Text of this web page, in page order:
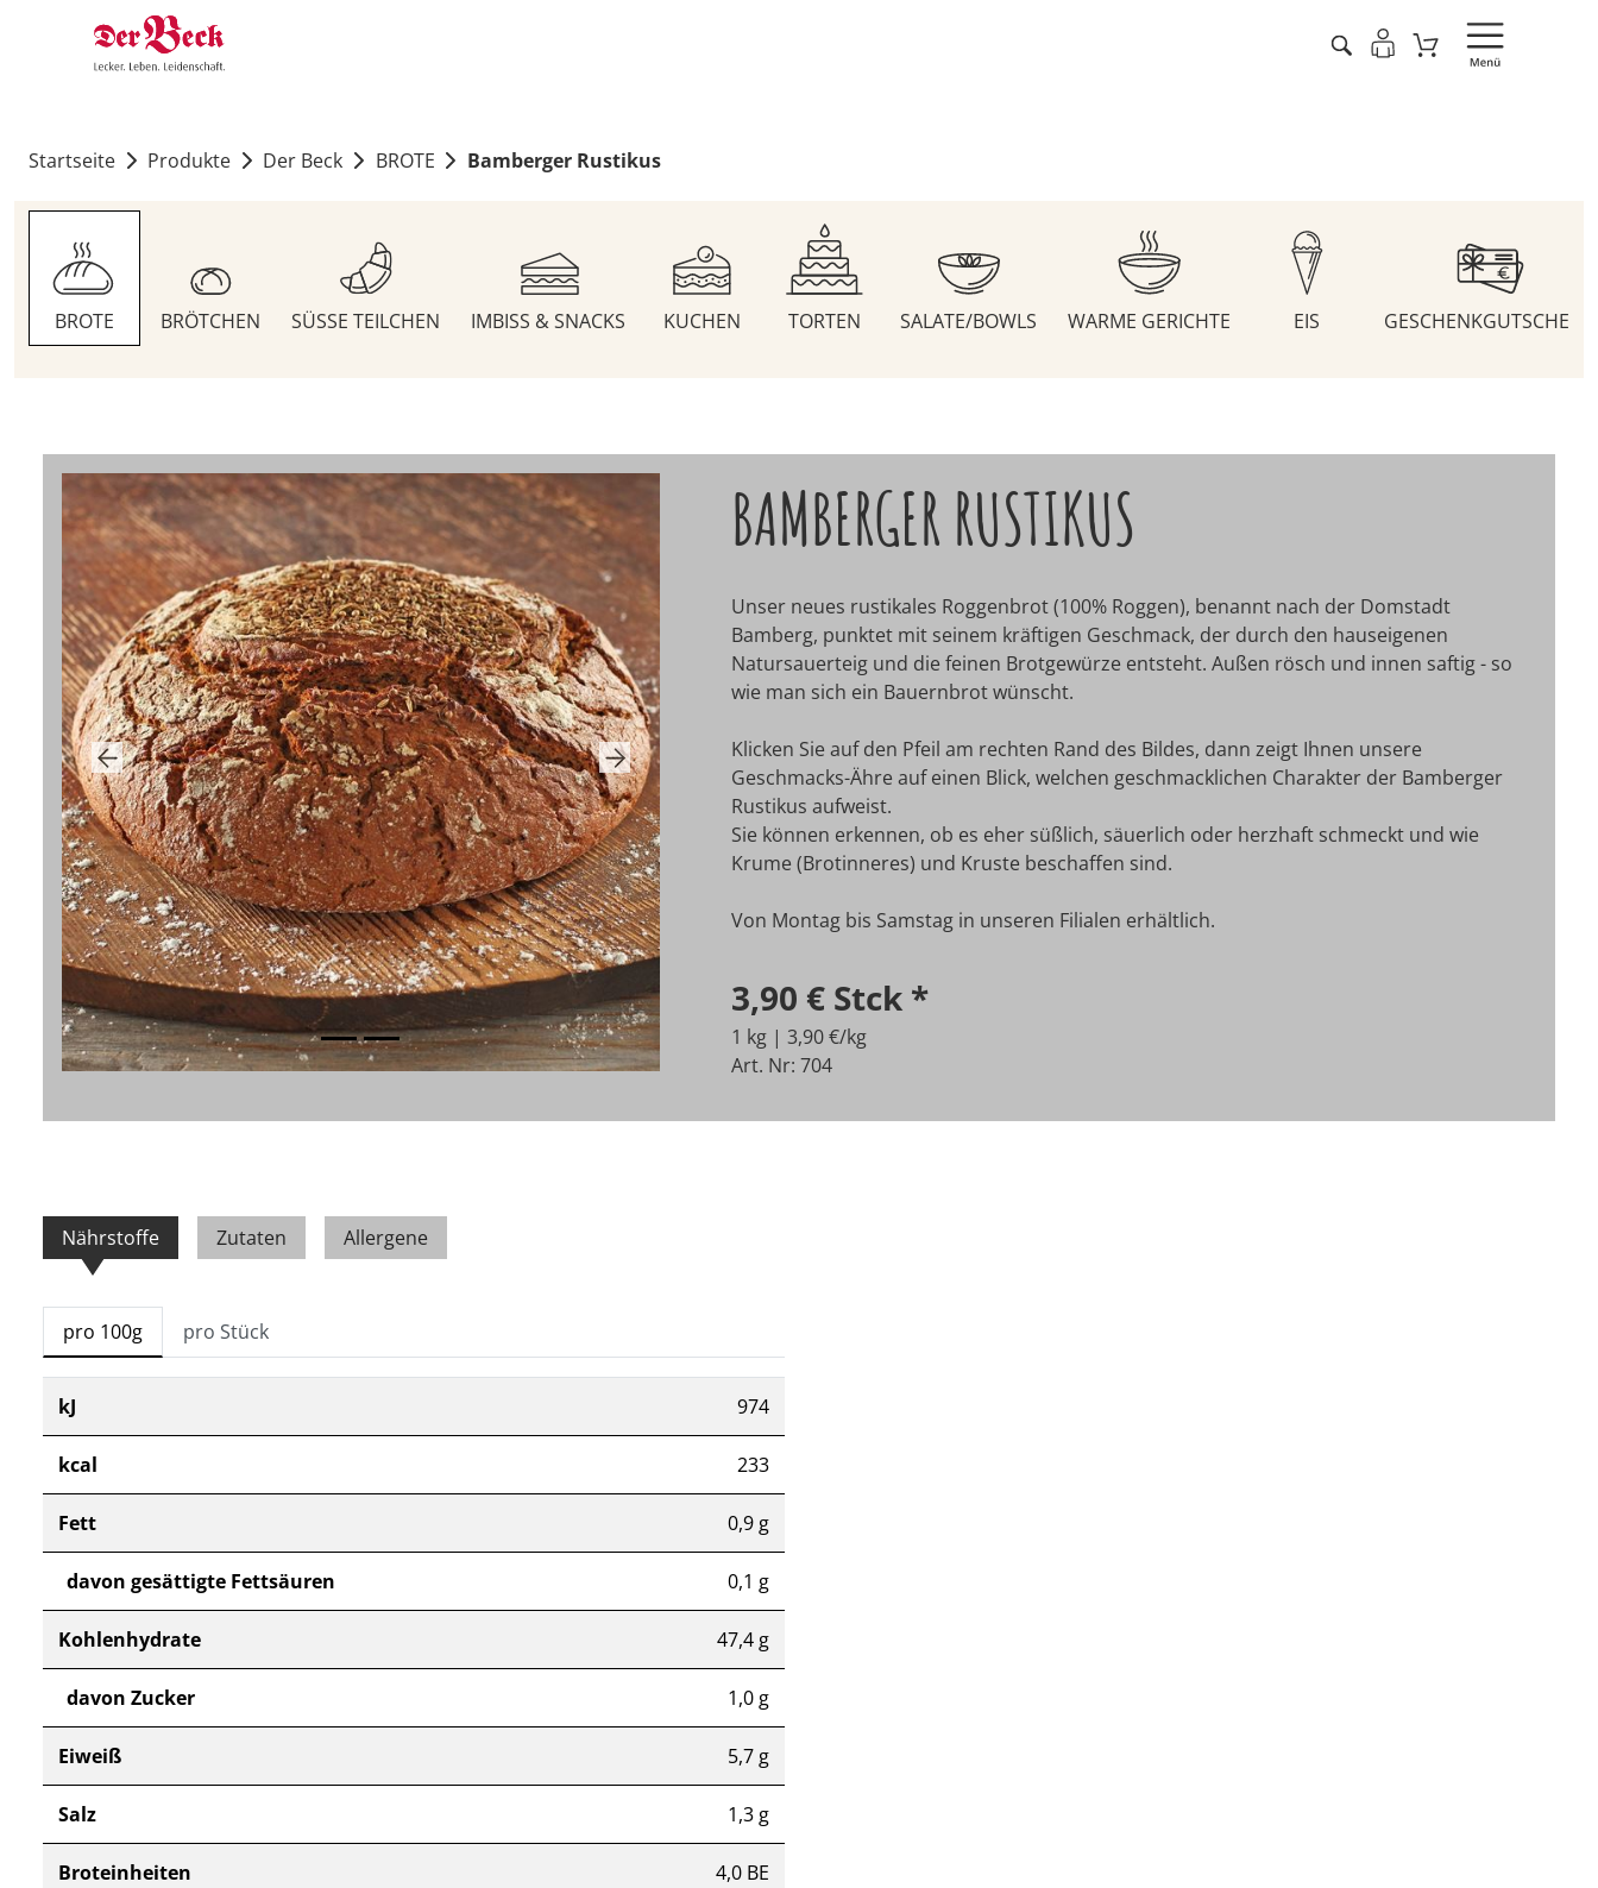
Startseite Produkte Der Beck BROTE Bamberger Rustikus
BROTE BRÖTCHEN SÜSSE TEILCHEN IMBISS & SNACKS KUCHEN TORTEN SALATE/BOWLS WARME GERICHTE EIS GESCHENKGUTSCHEINE
Previous Next
BAMBERGER RUSTIKUS
Unser neues rustikales Roggenbrot (100% Roggen), benannt nach der Domstadt
Bamberg, punktet mit seinem kräftigen Geschmack, der durch den hauseigenen
Natursauerteig und die feinen Brotgewürze entsteht. Außen rösch und innen saftig - so
wie man sich ein Bauernbrot wünscht.
Klicken Sie auf den Pfeil am rechten Rand des Bildes, dann zeigt Ihnen unsere
Geschmacks-Ähre auf einen Blick, welchen geschmacklichen Charakter der Bamberger
Rustikus aufweist.
Sie können erkennen, ob es eher süßlich, säuerlich oder herzhaft schmeckt und wie
Krume (Brotinneres) und Kruste beschaffen sind.
Von Montag bis Samstag in unseren Filialen erhältlich.
3,90 € Stck*
1 kg | 3,90 €/kg
Art. Nr: 704
Nährstoffe Zutaten Allergene
pro 100g pro Stück
kJ 974
kcal 233
Fett 0,9 g
davon gesättigte Fettsäuren 0,1 g
Kohlenhydrate 47,4 g
davon Zucker 1,0 g
Eiweiß 5,7 g
Salz 1,3 g
Broteinheiten 4,0 BE